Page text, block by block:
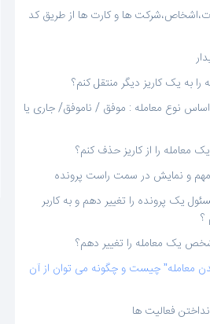
ها و کارت ها از طریق کد
به یک کاریز دیگر منتقل کنم؟
اساس نوع معامله : موفق / ناموفق/ جاری یا
معامله را از کاریز حذف کنم؟
مهم و نمایش در سمت راست پرونده
یک پرونده را تغییر دهم و به کاربر
؟
یک معامله را تغییر دهم؟
معامله” چیست و چگونه می توان از آن
فعالیت ها